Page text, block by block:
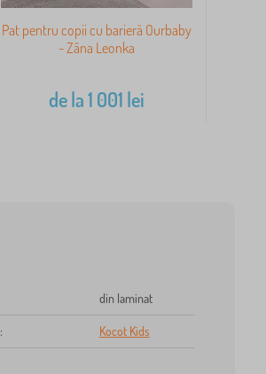
Pat pentru copii cu barieră Ourbaby
- Zâna Leonka
de la1 001 lei
din laminat
: Kocot Kids